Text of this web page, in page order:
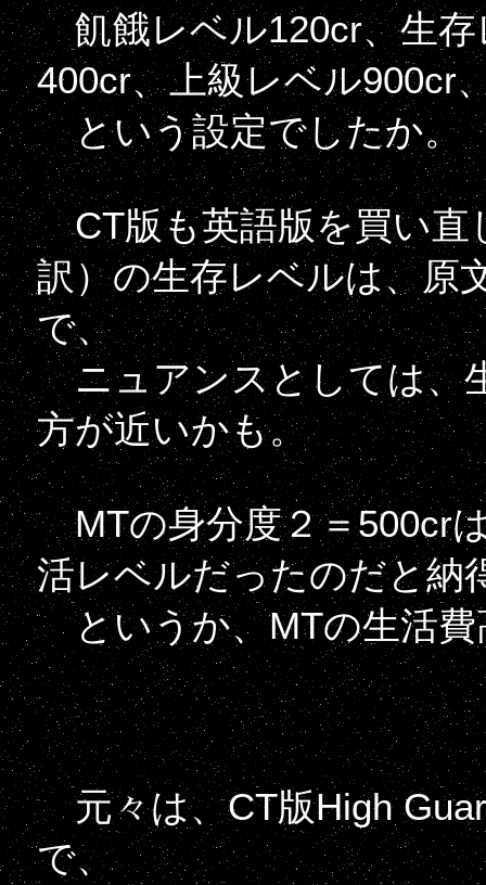
飢餓レベル120cr、生存
400cr、上級レベル900cr
という設定でしたか。
CT版も英語版を買い直
訳）の生存レベルは、原
で、
ニュアンスとしては、
方が近いかも。
MTの身分度２＝500cr
活レベルだったのだと納
というか、MTの生活費
元々は、CT版High
で、